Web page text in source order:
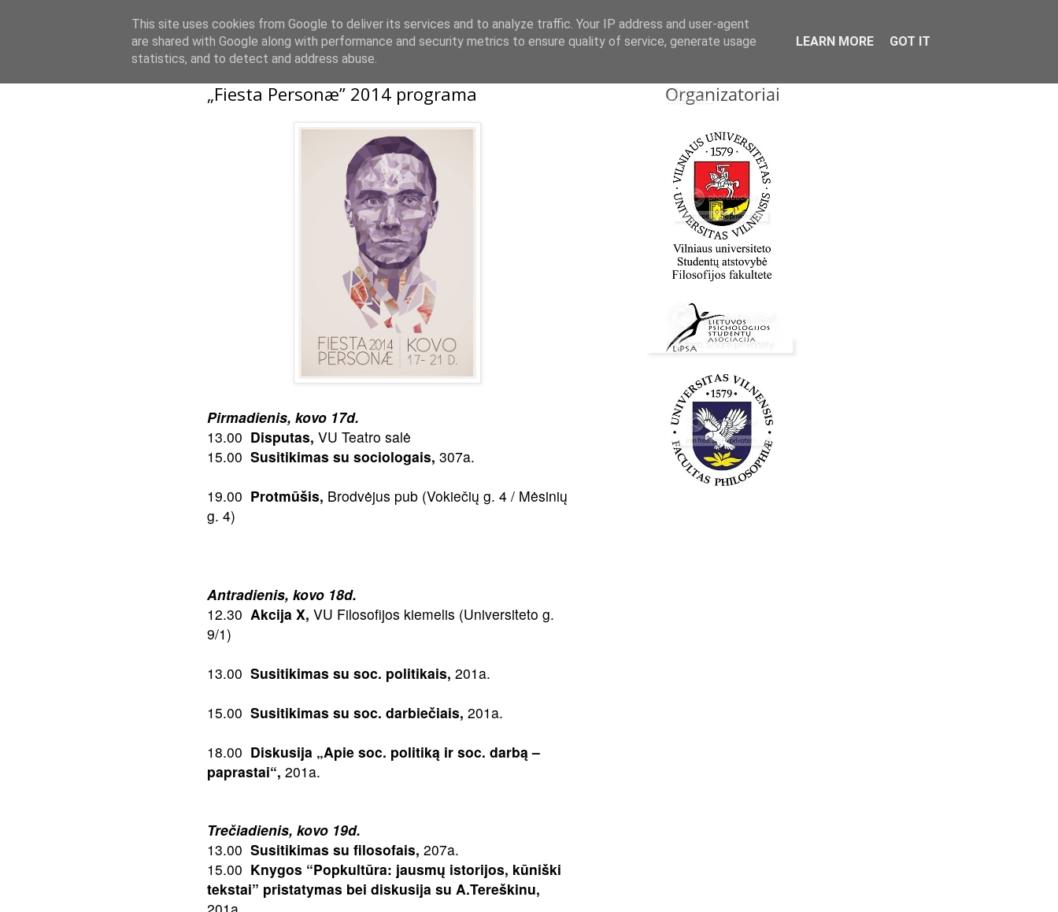
„Fiesta Personæ” 2014 programa
Pirmadienis, kovo 17d.
13.00 Disputas, VU Teatro salė
15.00 Susitikimas su sociologais, 307a.
19.00 Protmūšis, Brodvėjus pub (Vokiečių g. 4 / Mėsinių
g. 4)
Antradienis, kovo 18d.
12.30 Akcija X, VU Filosofijos kiemelis (Universiteto g.
9/1)
13.00 Susitikimas su soc. politikais, 201a.
15.00 Susitikimas su soc. darbiečiais, 201a.
18.00 Diskusija „Apie soc. politiką ir soc. darbą –
paprastai“, 201a.
Trečiadienis, kovo 19d.
13.00 Susitikimas su filosofais, 207a.
15.00 Knygos “Popkultūra: jausmų istorijos, kūniški
tekstai” pristatymas bei diskusija su A.Tereškinu,
This site uses cookies from Google to deliver its services and to analyze traffic. Your IP address and user-agent
are shared with Google along with performance and security metrics to ensure quality of service, generate usage
statistics, and to detect and address abuse.
LEARN MORE GOT IT